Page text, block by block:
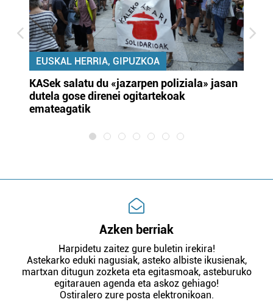
EUSKAL HERRIA, GIPUZKOA
KASek salatu du «jazarpen poliziala» jasan
dutela gose direnei ogitartekoak
emateagatik
Azken berriak
Harpidetu zaitez gure buletin irekira!
Astekarko eduki nagusiak, asteko albiste ikusienak,
martxan ditugun zozketa eta egitasmoak, asteburuko
egitarauen agenda eta askoz gehiago!
Ostiralero zure posta elektronikoan.